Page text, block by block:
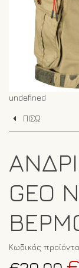
undefined
ΠΙΣΩ
GEO
Κωδικός